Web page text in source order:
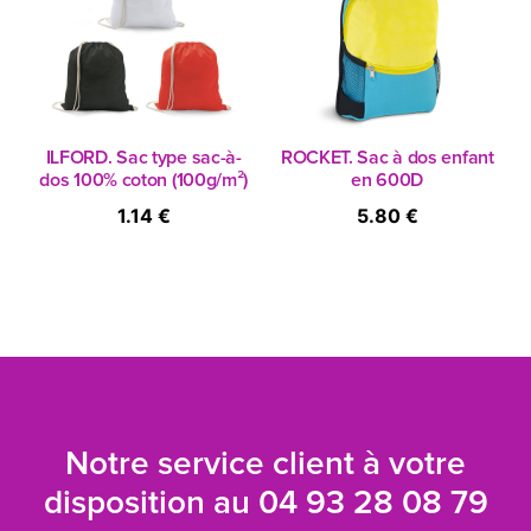
ILFORD. Sac type sac-à-
dos 100% coton (100g/m²)
1.14 €
ROCKET. Sac à dos enfant
en 600D
5.80 €
Notre service client à votre
disposition au 04 93 28 08 79